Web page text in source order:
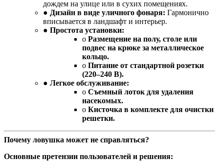
дождем на улице или в сухих помещениях.
● Дизайн в виде уличного фонаря: Гармонично
вписывается в ландшафт и интерьер.
● Простота установки:
o Размещение на полу, столе или
подвес на крюке за металлическое
кольцо.
o Питание от стандартной розетки
(220–240 В).
● Легкое обслуживание:
o Съемный лоток для удаления
насекомых.
o Кисточка в комплекте для очистки
решетки.
Почему ловушка может не справляться?
Основные претензии пользователей и решения: